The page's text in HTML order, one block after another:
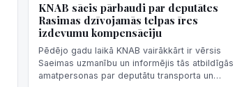
KNAB sācis pārbaudi par deputātes
Rasimas dzīvojamās telpas īres
izdevumu kompensāciju
Pēdējo gadu laikā KNAB vairākkārt ir vērsis
Saeimas uzmanību un informējis tās atbildīgās
amatpersonas par deputātu transporta un